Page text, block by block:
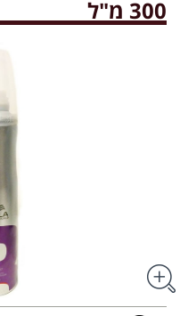
300 מ"ל